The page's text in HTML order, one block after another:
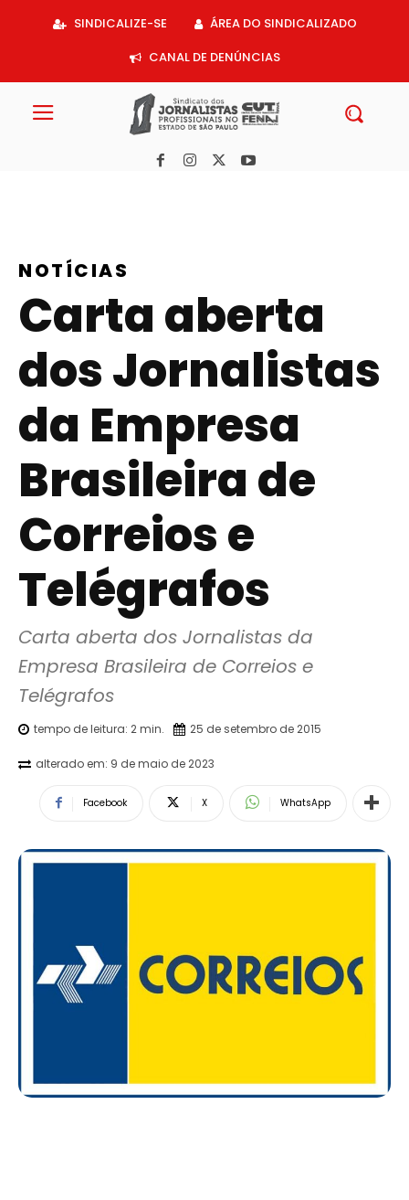
SINDICALIZE-SE
ÁREA DO SINDICALIZADO
CANAL DE DENÚNCIAS
NOTÍCIAS
Carta aberta
dos Jornalistas
da Empresa
Brasileira de
Correios e
Telégrafos
Carta aberta dos Jornalistas da
Empresa Brasileira de Correios e
Telégrafos
tempo de leitura: 2min. 25 de setembro de 2015
alterado em: 9 de maio de 2023
Facebook X WhatsApp